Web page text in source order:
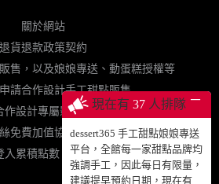
現在有 37 人排隊 ─
dessert365 手工甜點娘娘專送
平台，全館每一家甜點品牌均
強調手工，因此每日有限量，
建議提早預約日期，現在有
關於網站
退貨退款政策契約
售，以及娘娘專送、動蛋糕授權等
請合作設計手工甜點販售
作設計專屬影片動蛋糕販售
免費加值協力網站
入累積點數、查詢訂單